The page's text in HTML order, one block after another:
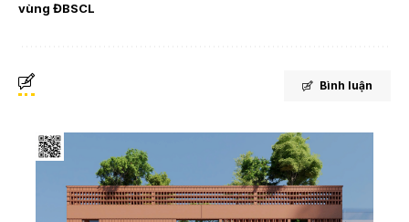
vùng ĐBSCL
Bình luận